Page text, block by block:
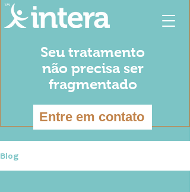
Seu tratamento
não precisa ser
fragmentado
Entre em contato
Blog